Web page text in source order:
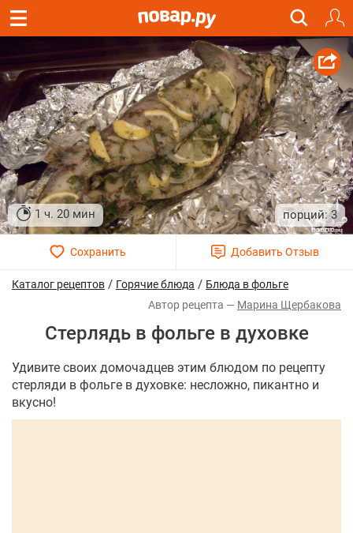
1 ч. 20 мин 3
Каталог рецептов / Горячие блюда / Блюда в фольге
Марина Щербакова
Стерлядь в фольге в духовке
Удивите своих домочадцев этим блюдом по рецепту
стерляди в фольге в духовке: несложно, пикантно и
вкусно!